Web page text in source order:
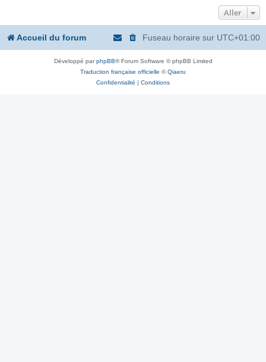
e
Aller
Accueil du forum Fuseau horaire sur UTC+01:00
Développé parphpBB® Forum Software © phpBB Limited
Traduction française officielle ©Qiaeru
Confidentialité | Conditions